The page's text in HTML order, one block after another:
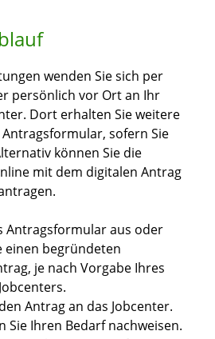
wenden Sie sich per
persönlich vor Ort an Ihr
Dort erhalten Sie weitere
sofern Sie
können Sie die
mit dem digitalen Antrag
Antragsformular aus oder
einen begründeten
je nach Vorgabe Ihres
Antrag an das Jobcenter.
Sie Ihren Bedarf nachweisen.